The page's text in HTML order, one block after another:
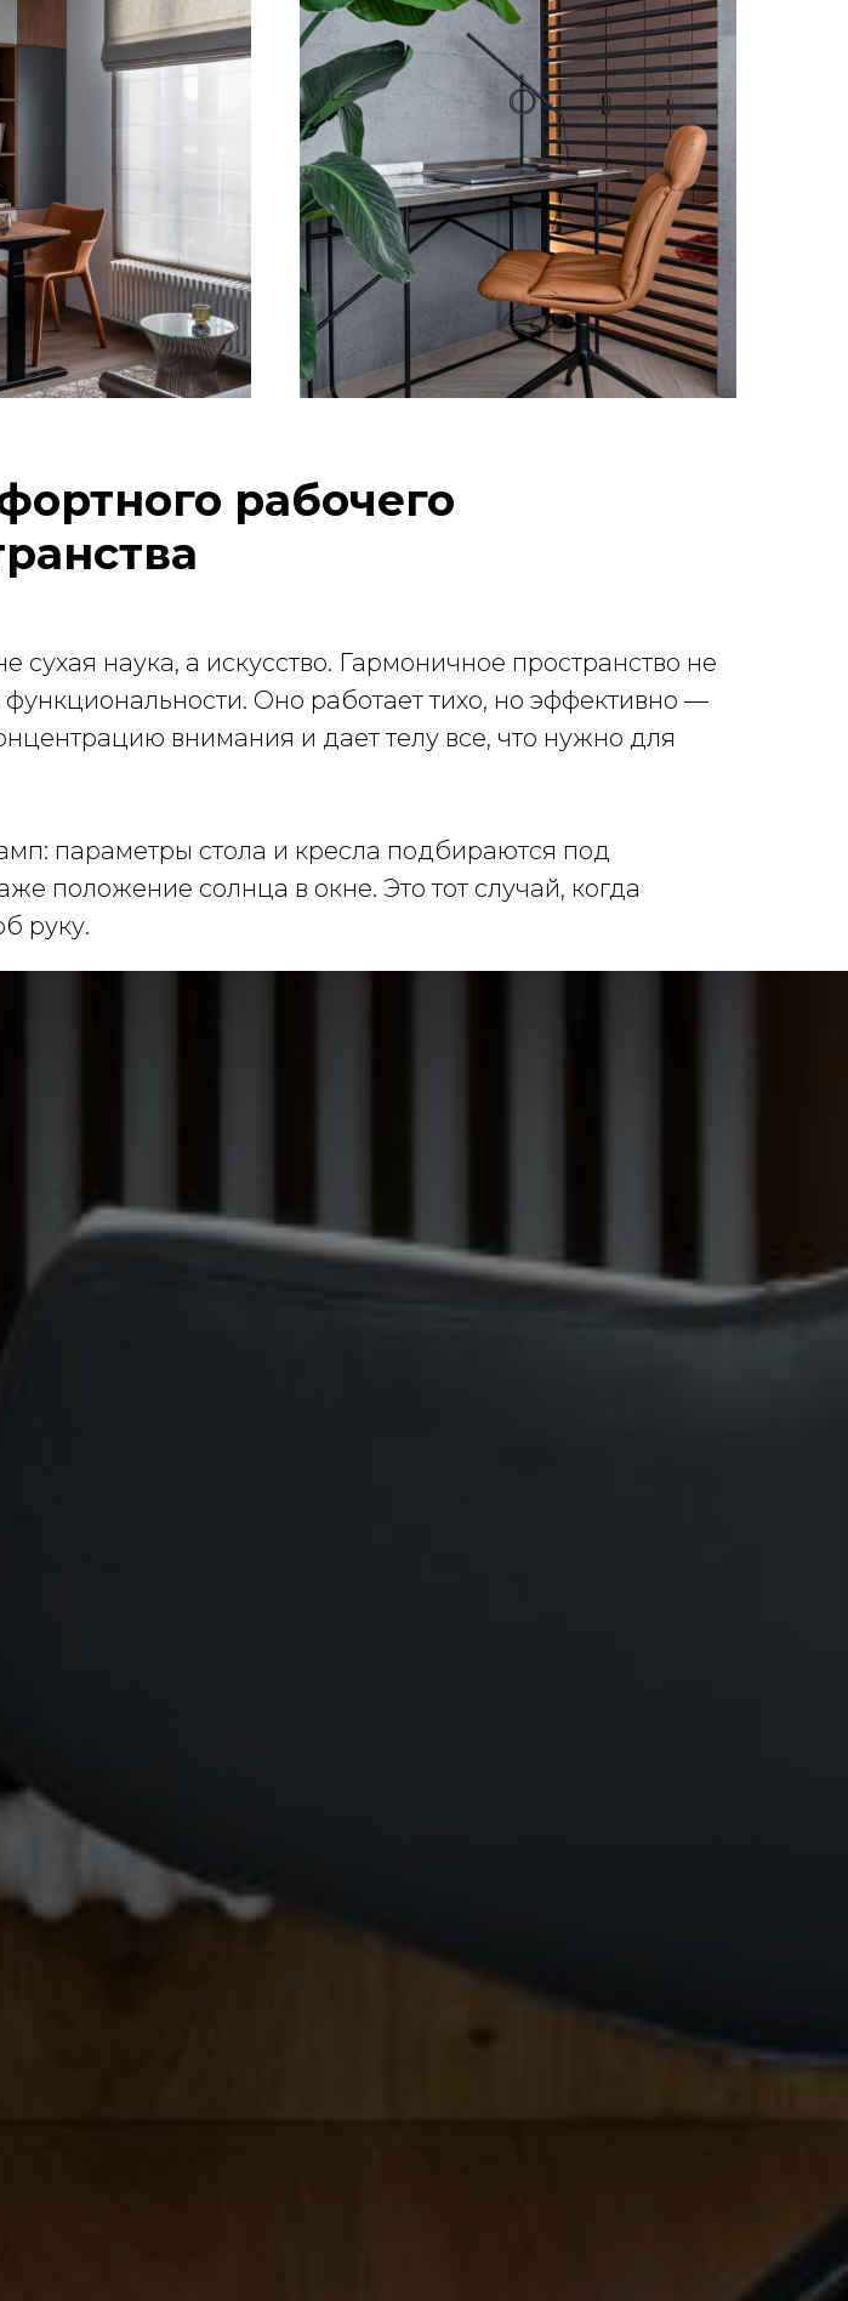
рабочего
наука, а искусство. Гармоничное пространство не
Оно работает тихо, но эффективно —
внимания и дает телу все, что нужно для
параметры стола и кресла подбираются под
положение солнца в окне. Это тот случай, когда
руку.